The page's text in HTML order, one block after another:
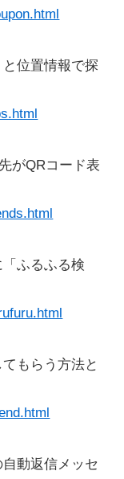
位置情報で探
がQRコード表
ふるふる検
もらう方法と
動返信メッセ